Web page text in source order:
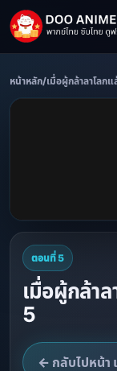
หน้าหลัก/เมื่อผู้กล้าลาโลก
ตอนที่ 5
เมื่อผู้กล้า
5
← กลับไปหน้า